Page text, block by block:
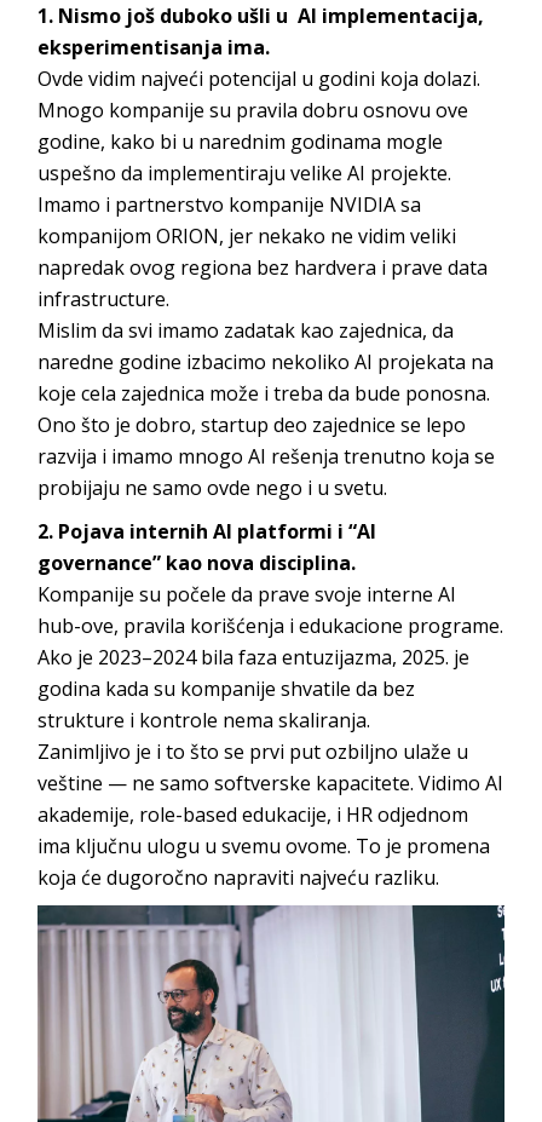
1. Nismo još duboko ušli u AI implementacija,
eksperimentisanja ima.
Ovde vidim najveći potencijal u godini koja dolazi.
Mnogo kompanije su pravila dobru osnovu ove
godine, kako bi u narednim godinama mogle
uspešno da implementiraju velike AI projekte.
Imamo i partnerstvo kompanije NVIDIA sa
kompanijom ORION, jer nekako ne vidim veliki
napredak ovog regiona bez hardvera i prave data
infrastructure.
Mislim da svi imamo zadatak kao zajednica, da
naredne godine izbacimo nekoliko AI projekata na
koje cela zajednica može i treba da bude ponosna.
Ono što je dobro, startup deo zajednice se lepo
razvija i imamo mnogo AI rešenja trenutno koja se
probijaju ne samo ovde nego i u svetu.
2. Pojava internih AI platformi i “AI
governance” kao nova disciplina.
Kompanije su počele da prave svoje interne AI
hub-ove, pravila korišćenja i edukacione programe.
Ako je 2023–2024 bila faza entuzijazma, 2025. je
godina kada su kompanije shvatile da bez
strukture i kontrole nema skaliranja.
Zanimljivo je i to što se prvi put ozbiljno ulaže u
veštine — ne samo softverske kapacitete. Vidimo AI
akademije, role-based edukacije, i HR odjednom
ima ključnu ulogu u svemu ovome. To je promena
koja će dugoročno napraviti najveću razliku.